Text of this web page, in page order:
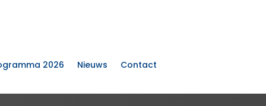
2026 Nieuws Contact